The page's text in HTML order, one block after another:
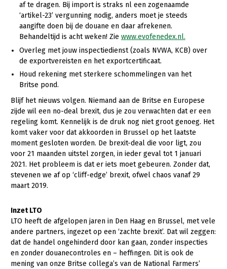
af te dragen. Bij import is straks nl een zogenaamde
‘artikel-23’ vergunning nodig, anders moet je steeds
aangifte doen bij de douane en daar afrekenen.
Behandeltijd is acht weken! Zie www.evofenedex.nl.
Overleg met jouw inspectiedienst (zoals NVWA, KCB) over
de exportvereisten en het exportcertificaat.
Houd rekening met sterkere schommelingen van het
Britse pond.
Blijf het nieuws volgen. Niemand aan de Britse en Europese
zijde wil een no-deal brexit, dus je zou verwachten dat er een
regeling komt. Kennelijk is de druk nog niet groot genoeg. Het
komt vaker voor dat akkoorden in Brussel op het laatste
moment gesloten worden. De brexit-deal die voor ligt, zou
voor 21 maanden uitstel zorgen, in ieder geval tot 1 januari
2021. Het probleem is dat er iets moet gebeuren. Zonder dat,
stevenen we af op ‘cliff-edge’ brexit, ofwel chaos vanaf 29
maart 2019.
Inzet LTO
LTO heeft de afgelopen jaren in Den Haag en Brussel, met vele
andere partners, ingezet op een ‘zachte brexit’. Dat wil zeggen:
dat de handel ongehinderd door kan gaan, zonder inspecties
en zonder douanecontroles en – heffingen. Dit is ook de
mening van onze Britse collega’s van de National Farmers’